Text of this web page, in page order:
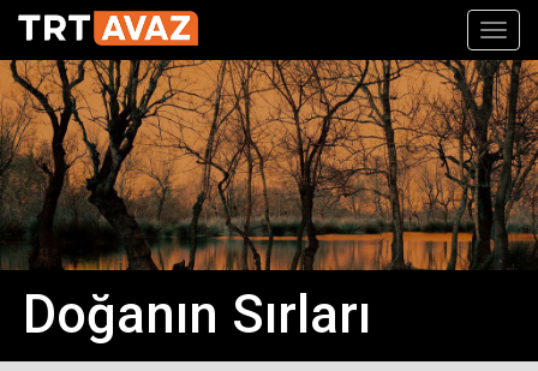
Doğanın Sırları